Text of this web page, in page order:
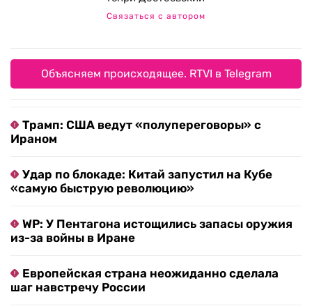
Связаться с автором
Объясняем происходящее. RTVI в Telegram
Трамп: США ведут «полупереговоры» с
Ираном
Удар по блокаде: Китай запустил на Кубе
«самую быструю революцию»
WP: У Пентагона истощились запасы оружия
из-за войны в Иране
Европейская страна неожиданно сделала
шаг навстречу России